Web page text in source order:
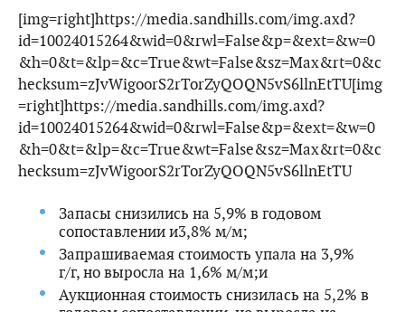
[img=right]https://media.sandhills.com/img.axd?
id=10024015264&wid=0&rwl=False&p=&ext=&w=0
&h=0&t=&lp=&c=True&wt=False&sz=Max&rt=0&c
hecksum=zJvWigoorS2rTorZyQOQN5vS6llnEtTU[img
=right]https://media.sandhills.com/img.axd?
id=10024015264&wid=0&rwl=False&p=&ext=&w=0
&h=0&t=&lp=&c=True&wt=False&sz=Max&rt=0&c
hecksum=zJvWigoorS2rTorZyQOQN5vS6llnEtTU
Запасы снизились на 5,9% в годовом
сопоставлении и3,8% м/м;
Запрашиваемая стоимость упала на 3,9%
г/г, но выросла на 1,6% м/м;и
Аукционная стоимость снизилась на 5,2% в